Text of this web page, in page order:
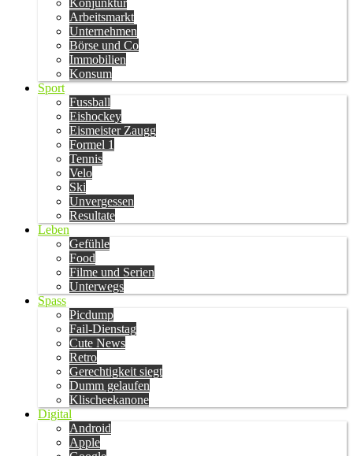
Konjunktur
Arbeitsmarkt
Unternehmen
Börse und Co
Immobilien
Konsum
Sport
Fussball
Eishockey
Eismeister Zaugg
Formel 1
Tennis
Velo
Ski
Unvergessen
Resultate
Leben
Gefühle
Food
Filme und Serien
Unterwegs
Spass
Picdump
Fail-Dienstag
Cute News
Retro
Gerechtigkeit siegt
Dumm gelaufen
Klischeekanone
Digital
Android
Apple